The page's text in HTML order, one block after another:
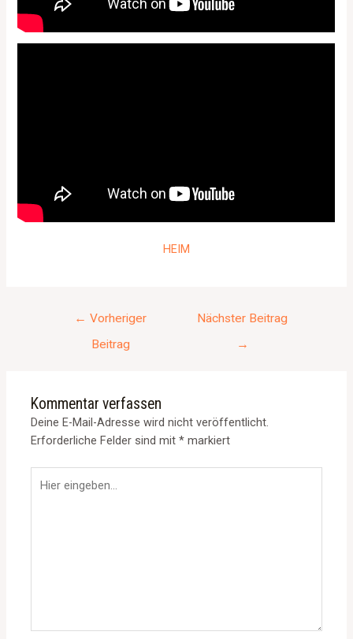
HEIM
← Vorheriger
Beitrag
Nächster Beitrag
→
Kommentar verfassen
Deine E-Mail-Adresse wird nicht veröffentlicht.
Erforderliche Felder sind mit* markiert
eingeben…